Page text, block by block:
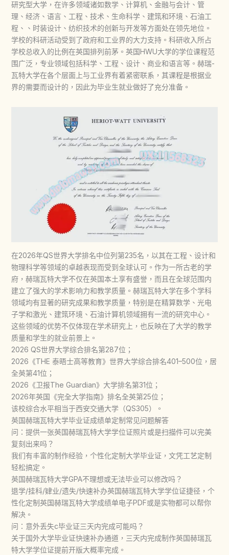
研究型大学，在许多领域诸如数学、计算机、金融与会计、管
理、经济、语言、工程、技术、生命科学、建筑和环境、石油工
程、、时装设计、纺织技术的创新与开发等方面处在领先地位。
学校的科研活动受到了政府和工业界的大力支持。科研收入所占
学校总收入的比例在英国排列前茅。英国HWU大学的学位课程范
围广泛，专业领域包括科学、工程、设计、商业和语言等。赫瑞-
瓦特大学在各个层面上与工业界有着紧密联系，其课程是根据业
界的需要而设计的，因此为毕业生就业做好了充分准备。
在2026年QS世界大学排名中位列第235名，以其在工程、设计和
物理科学等领域的卓越表现而受到全球认可。作为一所古老的学
府，赫瑞瓦特大学不仅在英国本土享有盛誉，而且在全球范围内
建立了强大的学术影响力和教学质量。赫瑞瓦特大学在多个学科
领域均有显著的研究成果和教学质量，特别是在精算数学、光电
子学和激光、建筑环境、石油计算机领域拥有一流的研究中心。
这些领域的优势不仅体现在学术研究上，也反映在了大学的教学
质量和学生的就业前景上。
2026 QS世界大学综合排名第287位；
2026《THE 泰晤士高等教育》世界大学综合排名401–500位，居
全英第41位；
2026《卫报The Guardian》大学排名第31位；
2026年英国《完全大学指南》排名全英第25位；
该校综合水平相当于西安交通大学（QS305）。
英国赫瑞瓦特大学毕业证成绩单定制常见问题解答
问：提供一张英国赫瑞瓦特大学学位证照片或是扫描件可以完美
复刻出来吗？
我们有丰富的制作经验，个性化定制大学毕业证，文凭工艺定制
轻松搞定。
英国赫瑞瓦特大学GPA不理想或无法毕业可以修改吗？
退学/挂科/肄业/遗失/快速补办英国赫瑞瓦特大学学位证捷径，个
性化定制英国赫瑞瓦特大学成绩单电子PDF或是实物都可以帮你
解决。
问：意外丢失c毕业证三天内完成可能吗？
关于国外大学毕业证快速补办通道，三天内完成制作英国赫瑞瓦
特大学学位证提前开版大概率完成。